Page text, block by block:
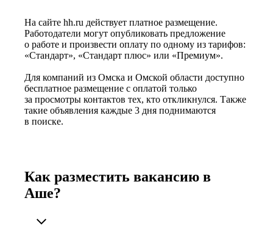
На сайте hh.ru действует платное размещение.
Работодатели могут опубликовать предложение
о работе и произвести оплату по одному из тарифов:
«Стандарт», «Стандарт плюс» или «Премиум».
Для компаний из Омска и Омской области доступно
бесплатное размещение с оплатой только
за просмотры контактов тех, кто откликнулся. Также
такие объявления каждые 3 дня поднимаются
в поиске.
Как разместить вакансию в
Аше?